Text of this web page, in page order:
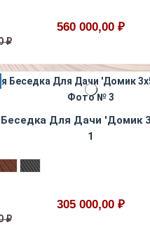
560 000,00 ₽
₽
Для Дaчи 'Домик
1
305 000,00 ₽
₽